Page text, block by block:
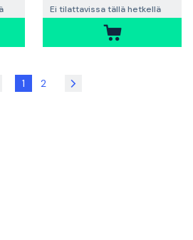
Ei tilattavissa tällä hetkellä
1 2